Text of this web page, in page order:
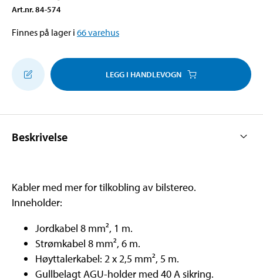
Art.nr.84-574
Finnes på lager i 66varehus
LEGG I HANDLEVOGN
Beskrivelse
Kabler med mer for tilkobling av bilstereo.
Inneholder:
Jordkabel 8 mm², 1 m.
Strømkabel 8 mm², 6 m.
Høyttalerkabel: 2 x 2,5 mm², 5 m.
Gullbelagt AGU-holder med 40 A sikring.